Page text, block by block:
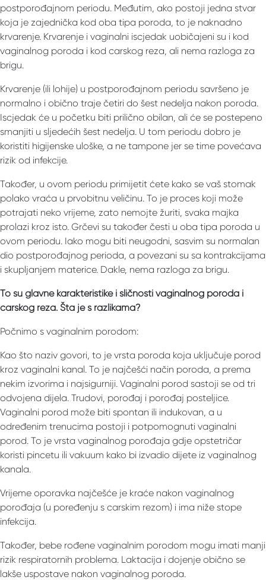
postporođajnom periodu. Međutim, ako postoji jedna stvar
koja je zajednička kod oba tipa poroda, to je naknadno
krvarenje. Krvarenje i vaginalni iscjedak uobičajeni su i kod
vaginalnog poroda i kod carskog reza, ali nema razloga za
brigu.
Krvarenje (ili lohije) u postporođajnom periodu savršeno je
normalno i obično traje četiri do šest nedelja nakon poroda.
Iscjedak će u početku biti prilično obilan, ali će se postepeno
smanjiti u sljedećih šest nedelja. U tom periodu dobro je
koristiti higijenske uloške, a ne tampone jer se time povećava
rizik od infekcije.
Također, u ovom periodu primijetit ćete kako se vaš stomak
polako vraća u prvobitnu veličinu. To je proces koji može
potrajati neko vrijeme, zato nemojte žuriti, svaka majka
prolazi kroz isto. Grčevi su također česti u oba tipa poroda u
ovom periodu. Iako mogu biti neugodni, sasvim su normalan
dio postporođajnog perioda, a povezani su sa kontrakcijama
i skupljanjem materice. Dakle, nema razloga za brigu.
To su glavne karakteristike i sličnosti vaginalnog poroda i
carskog reza. Šta je s razlikama?
Počnimo s vaginalnim porodom:
Kao što naziv govori, to je vrsta poroda koja uključuje porod
kroz vaginalni kanal. To je najčešći način poroda, a prema
nekim izvorima i najsigurniji. Vaginalni porod sastoji se od tri
odvojena dijela. Trudovi, porođaj i porođaj posteljice.
Vaginalni porod može biti spontan ili indukovan, a u
određenim trenucima postoji i potpomognuti vaginalni
porod. To je vrsta vaginalnog porođaja gdje opstetričar
koristi pincetu ili vakuum kako bi izvadio dijete iz vaginalnog
kanala.
Vrijeme oporavka najčešće je kraće nakon vaginalnog
porođaja (u poređenju s carskim rezom) i ima niže stope
infekcija.
Također, bebe rođene vaginalnim porodom mogu imati manji
rizik respiratornih problema. Laktacija i dojenje obično se
lakše uspostave nakon vaginalnog poroda.